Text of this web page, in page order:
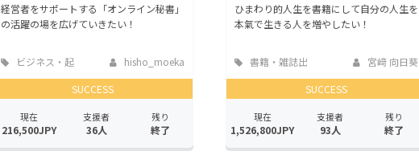
経営者をサポートする「オンライン秘書」
の活躍の場を広げていきたい！
ビジネス・起
業
hisho_moeka
SUCCESS
現在
216,500JPY
支援者
36人
残り
終了
ひまわり的人生を書籍にして自分の人生を
本氣で生きる人を増やしたい！
書籍・雑誌出
版
宮﨑 向日葵
SUCCESS
現在
1,526,800JPY
支援者
93人
残り
終了